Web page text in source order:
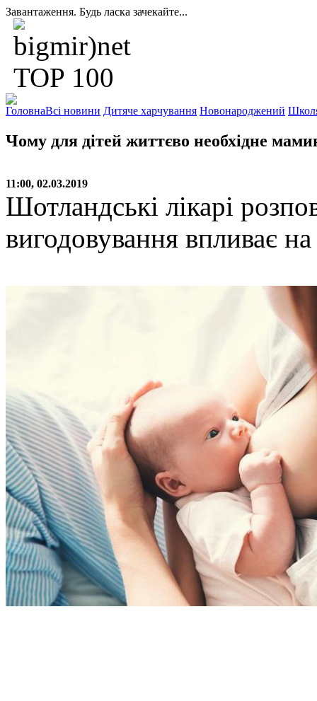
Завантаження. Будь ласка зачекайте...
ГоловнаВсі новини Дитяче харчування Новонароджений
Чому для дітей життєво необхідне
11:00, 02.03.2019
Шотландські лікарі
вигодовування впливає